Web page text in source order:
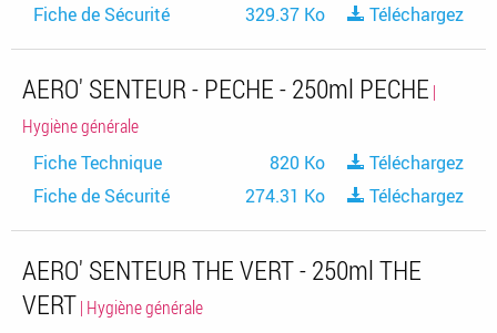
Fiche de Sécurité
329.37 Ko Téléchargez
AERO' SENTEUR - PECHE - 250ml PECHE |
Hygiène générale
Fiche Technique
820 Ko
Téléchargez
Fiche de Sécurité
274.31 Ko Téléchargez
AERO' SENTEUR THE VERT - 250ml THE
VERT| Hygiène générale